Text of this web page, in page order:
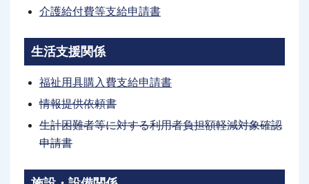
介護給付費等支給申請書
生活支援関係
福祉用具購入費支給申請書
情報提供依頼書
生計困難者等に対する利用者負担額軽減対象確認
申請書